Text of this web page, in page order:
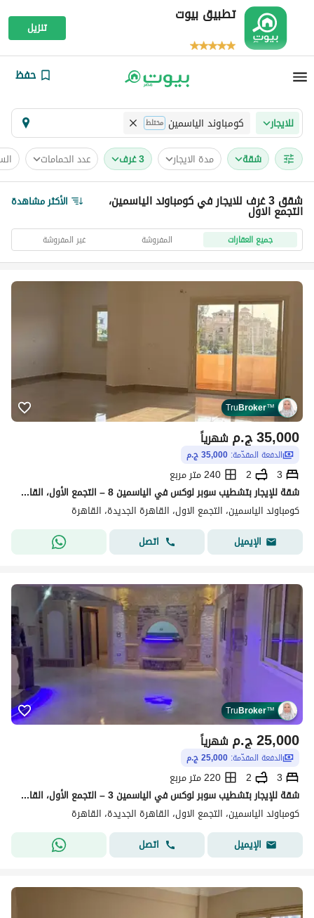
تطبيق بيوت
تنزيل
حفظ
للايجار كومباوند الياسمين مختلط
شقة مدة الايجار 3 غرف عدد الحمامات
شقق 3 غرف للايجار في كومباوند الياسمين،التجمع الاول الأكثر مشاهدة
جميع العقارات المفروشة غير المفروشة
TruBroker™
ج.م35,000 شهرياً
الدفعة المقدّمة: 35,000 ج.م
3
2
240 متر مربع
شقة للإيجار بتشطيب سوبر لوكس في الياسمين 8 – التجمع الأول، القاهرة الجديدة
كومباوند الياسمين، التجمع الاول، القاهرة الجديدة، القاهرة
الإيميل
اتصل
TruBroker™
ج.م25,000 شهرياً
الدفعة المقدّمة: 25,000 ج.م
3
2
220 متر مربع
شقة للإيجار بتشطيب سوبر لوكس في الياسمين 3 – التجمع الأول، القاهرة الجديدة
كومباوند الياسمين، التجمع الاول، القاهرة الجديدة، القاهرة
الإيميل
اتصل